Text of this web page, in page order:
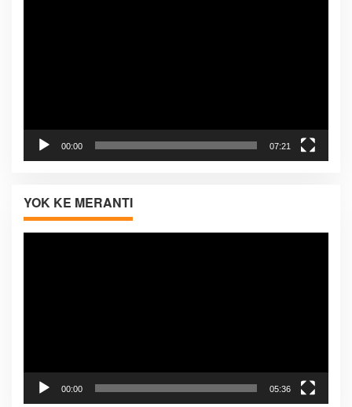
00:00 07:21
YOK KE MERANTI
Pemutar
00:00 05:36